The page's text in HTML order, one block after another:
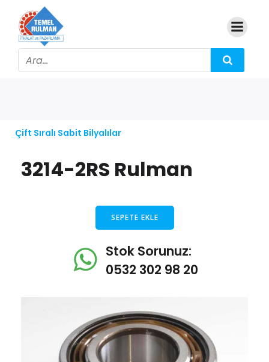
Çift Sıralı Sabit Bilyalılar
3214-2RS Rulman
SEPETE EKLE
Stok Sorunuz:
0532 302 98 20